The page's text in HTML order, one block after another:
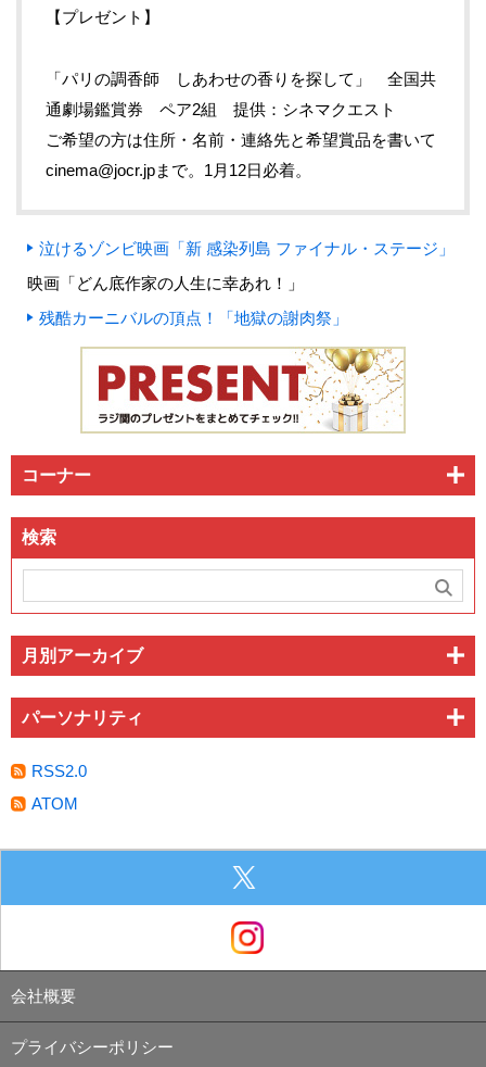
【プレゼント】
「パリの調香師 しあわせの香りを探して」 全国共
通劇場鑑賞券 ペア2組 提供：シネマクエスト
ご希望の方は住所・名前・連絡先と希望賞品を書いて
cinema@jocr.jpまで。1月12日必着。
泣けるゾンビ映画「新 感染列島 ファイナル・ステージ」
映画「どん底作家の人生に幸あれ！」
残酷カーニバルの頂点！「地獄の謝肉祭」
コーナー
検索
月別アーカイブ
パーソナリティ
RSS2.0
ATOM
会社概要
プライバシーポリシー